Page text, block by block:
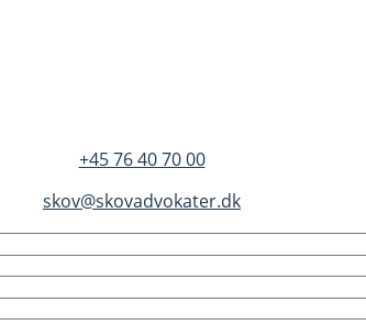
+45 76 40 70 00
skov@skovadvokater.dk